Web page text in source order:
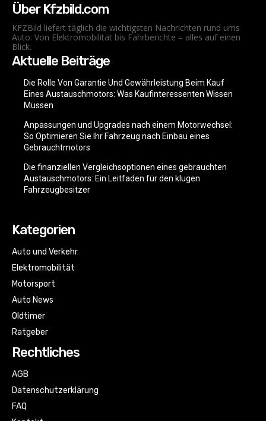
Über Kfzbild.com
KFZBild liefert täglich die wichtigsten Nachrichten rund ums
Auto. Von Elektromobilität bis Fahrberichte – alles auf einen
Blick.
Aktuelle Beiträge
Die Rolle Von Garantie Und Gewährleistung Beim Kauf
Eines Austauschmotors: Was Kaufinteressenten Wissen
Müssen
Anpassungen und Upgrades nach einem Motorwechsel:
So Optimieren Sie Ihr Fahrzeug nach Einbau eines
Gebrauchtmotors
Die finanziellen Vergleichsoptionen eines gebrauchten
Austauschmotors: Ein Leitfaden für den klugen
Fahrzeugbesitzer
Kategorien
Auto und Verkehr
Elektromobilität
Motorsport
Auto News
Oldtimer
Ratgeber
Rechtliches
AGB
Datenschutzerklärung
FAQ